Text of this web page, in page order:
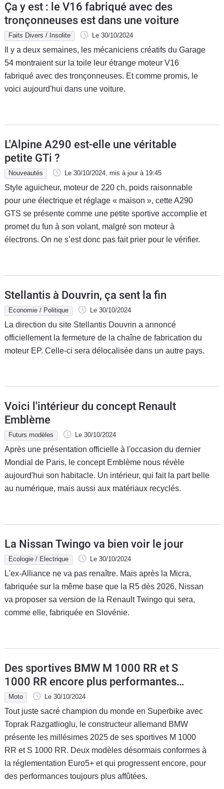
Ça y est : le V16 fabriqué avec des
tronçonneuses est dans une voiture
Faits Divers / Insolite Le 30/10/2024
Il y a deux semaines, les mécaniciens créatifs du Garage
54 montraient sur la toile leur étrange moteur V16
fabriqué avec des tronçonneuses. Et comme promis, le
voici aujourd'hui dans une voiture.
L'Alpine A290 est-elle une véritable
petite GTi ?
Nouveautés Le 30/10/2024, mis à jour à 19:45
Style aguicheur, moteur de 220 ch, poids raisonnable
pour une électrique et réglage « maison », cette A290
GTS se présente comme une petite sportive accomplie et
promet du fun à son volant, malgré son moteur à
électrons. On ne s’est donc pas fait prier pour le vérifier.
Stellantis à Douvrin, ça sent la fin
Economie / Politique Le 30/10/2024
La direction du site Stellantis Douvrin a annoncé
officiellement la fermeture de la chaîne de fabrication du
moteur EP. Celle-ci sera délocalisée dans un autre pays.
Voici l'intérieur du concept Renault
Emblème
Futurs modèles Le 30/10/2024
Après une présentation officielle à l'occasion du dernier
Mondial de Paris, le concept Emblème nous révèle
aujourd'hui son habitacle. Un intérieur, qui fait la part belle
au numérique, mais aussi aux matériaux recyclés.
La Nissan Twingo va bien voir le jour
Ecologie / Electrique Le 30/10/2024
L'ex-Alliance ne va pas renaître. Mais après la Micra,
fabriquée sur la même base que la R5 dès 2026, Nissan
va proposer sa version de la Renault Twingo qui sera,
comme elle, fabriquée en Slovénie.
Des sportives BMW M 1000 RR et S
1000 RR encore plus performantes
pour 2025
Moto Le 30/10/2024
Tout juste sacré champion du monde en Superbike avec
Toprak Razgatlioglu, le constructeur allemand BMW
présente les millésimes 2025 de ses sportives M 1000
RR et S 1000 RR. Deux modèles désormais conformes à
la réglementation Euro5+ et qui progressent encore, pour
des performances toujours plus affûtées.